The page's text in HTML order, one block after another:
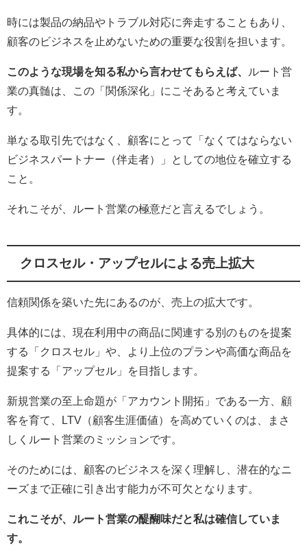
時には製品の納品やトラブル対応に奔走することもあり、
顧客のビジネスを止めないための重要な役割を担います。
このような現場を知る私から言わせてもらえば、
ルート営
業の真髄は、この「関係深化」にこそあると考えていま
す。
単なる取引先ではなく、顧客にとって「なくてはならない
ビジネスパートナー（伴走者）」としての地位を確立する
こと。
それこそが、ルート営業の極意だと言えるでしょう。
クロスセル・アップセルによる売上拡大
信頼関係を築いた先にあるのが、売上の拡大です。
具体的には、現在利用中の商品に関連する別のものを提案
する「クロスセル」や、より上位のプランや高価な商品を
提案する「アップセル」を目指します。
新規営業の至上命題が「アカウント開拓」である一方、顧
客を育て、LTV（顧客生涯価値）を高めていくのは、まさ
しくルート営業のミッションです。
そのためには、顧客のビジネスを深く理解し、潜在的なニ
ーズまで正確に引き出す能力が不可欠となります。
これこそが、ルート営業の醍醐味だと私は確信していま
す。